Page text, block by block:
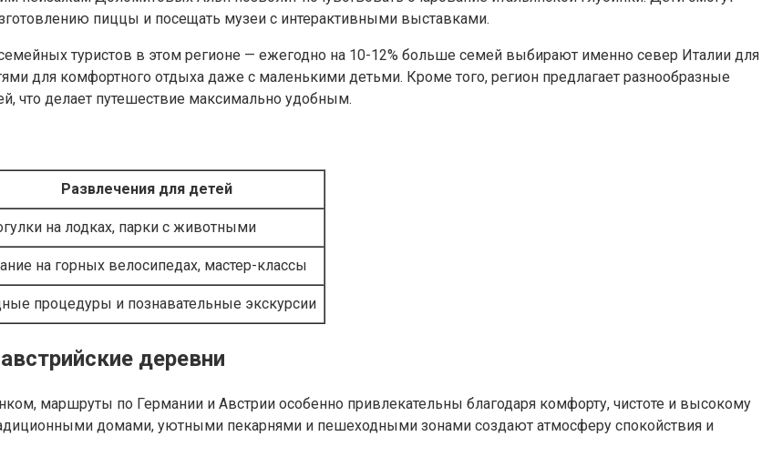
пиццы и посещать музеи с интерактивными выставками.
семейных туристов в этом регионе — ежегодно на 10-12% больше семей выбирают именно север Италии для
для комфортного отдыха даже с маленькими детьми. Кроме того, регион предлагает разнообразные
что делает путешествие максимально удобным.
Развлечения для детей
на лодках, парки с животными
на горных велосипедах, мастер-классы
процедуры и познавательные экскурсии
деревни
маршруты по Германии и Австрии особенно привлекательны благодаря комфорту, чистоте и высокому
домами, уютными пекарнями и пешеходными зонами создают атмосферу спокойствия и